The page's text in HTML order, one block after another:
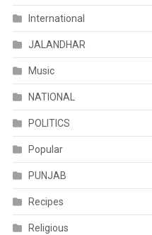
International
JALANDHAR
Music
NATIONAL
POLITICS
Popular
PUNJAB
Recipes
Religious